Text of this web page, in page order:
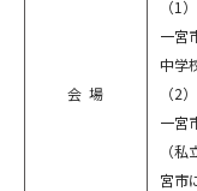
会場
（1
一宮
中学
（2
一宮
（
宮市